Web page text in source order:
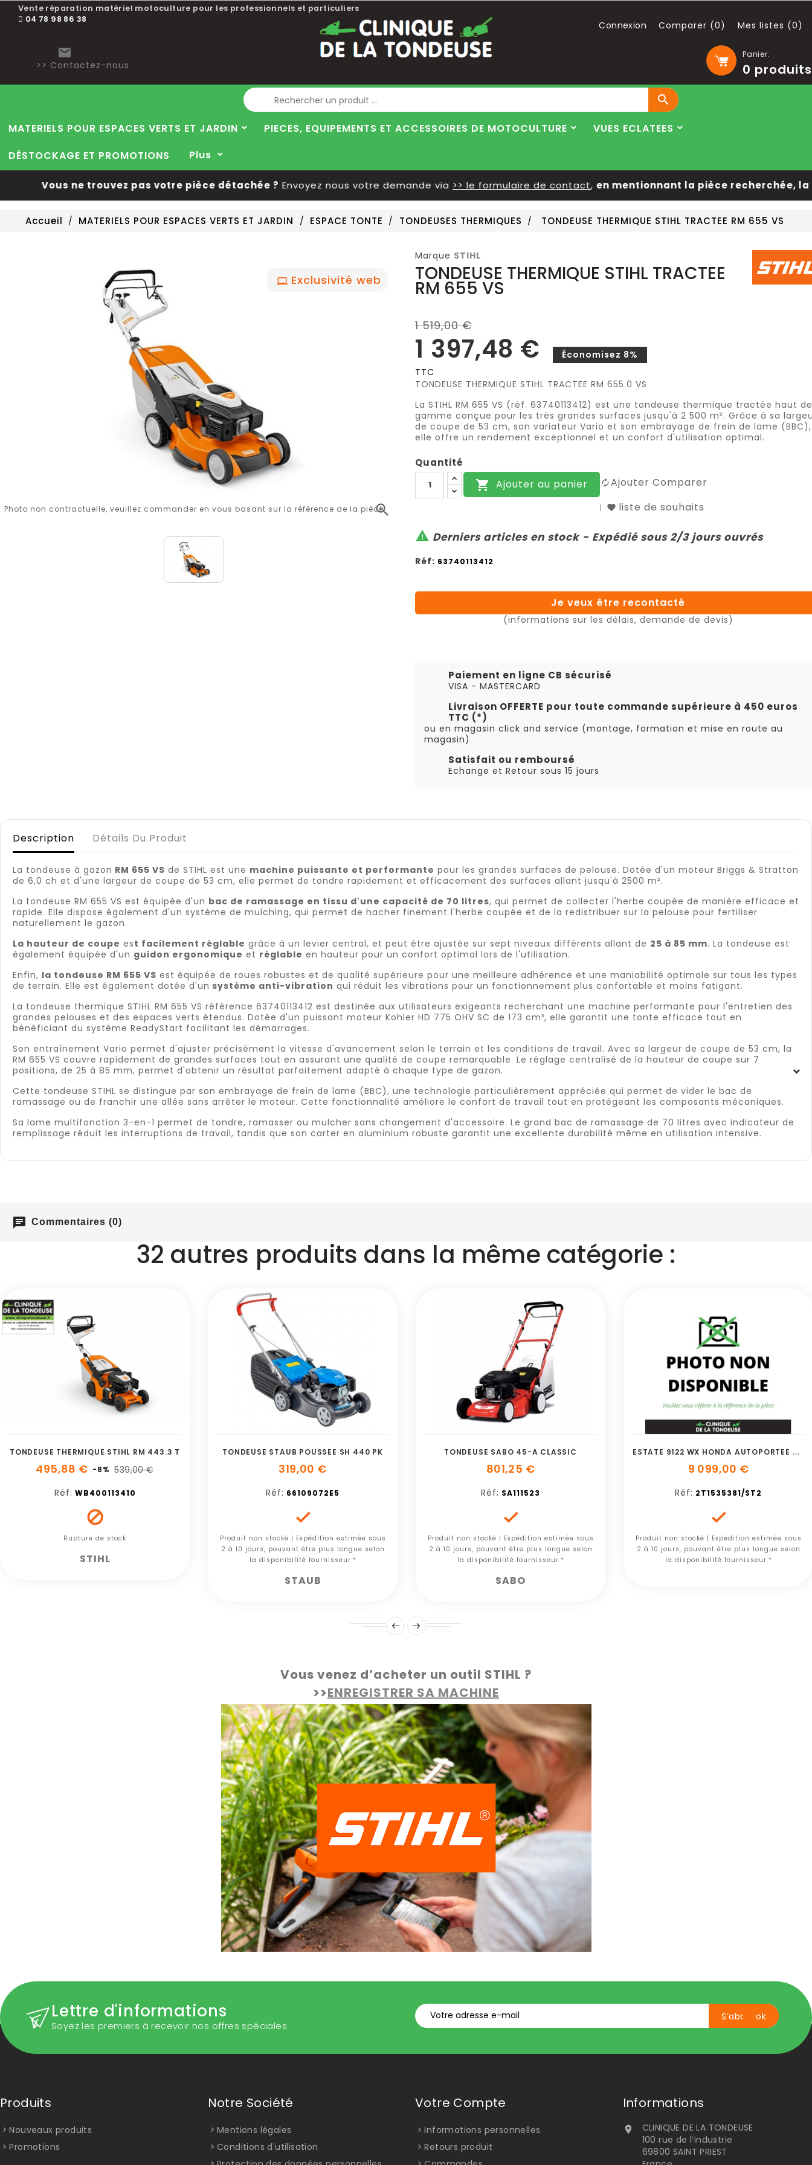
Vente réparation matériel motoculture pour les professionnels et particuliers
04 78 98 86 38
Panier:
0 produits

>> Contactez-nous
Connexion Comparer (0) Mes listes (0)
Blog

MATERIELS POUR ESPACES VERTS ET JARDIN PIECES, EQUIPEMENTS ET ACCESSOIRES DE MOTOCULTURE
VUES ECLATEES
DÉSTOCKAGE ET PROMOTIONS
Plus
Vous ne trouvez pas votre pièce détachée ?Envoyez nous votre demande via>> le formulaire de contact,en mentionnant la pièce recherchée, la
Accueil MATERIELS POUR ESPACES VERTS ET JARDIN ESPACE TONTE TONDEUSES THERMIQUES TONDEUSE THERMIQUE STIHL TRACTEE RM 655 VS
Exclusivité web

Photo non contractuelle, veuillez commander en vous basant sur la référence de la pièce
Marque STIHL
TONDEUSE THERMIQUE STIHL TRACTEE
RM 655 VS
1 519,00 €
1 397,48 €
Économisez 8%
TTC
TONDEUSE THERMIQUE STIHL TRACTEE RM 655.0 VS
La STIHL RM 655 VS (réf. 63740113412) est une tondeuse thermique tractée haut de
gamme conçue pour les très grandes surfaces jusqu'à 2 500 m². Grâce à sa
de coupe de 53 cm, son variateur Vario et son embrayage de frein de lame (BBC),
elle offre un rendement exceptionnel et un confort d'utilisation optimal.
Quantité
 Ajouter au panier
Ajouter Comparer
liste de souhaits
 Derniers articles en stock - Expédié sous 2/3 jours ouvrés
Réf: 63740113412
Je veux être recontacté
(informations sur les délais, demande de devis)
Paiement en ligne CB sécurisé
VISA - MASTERCARD
Livraison OFFERTE pour toute commande supérieure à 450 euros
TTC (*)
ou en magasin click and service (montage, formation et mise en route au
magasin)
Satisfait ou remboursé
Echange et Retour sous 15 jours
Description Détails Du Produit
La tondeuse à gazon RM 655 VS de STIHL est une machine puissante et performante pour les grandes surfaces de pelouse. Dotée d'un moteur Briggs & Stratton
de 6,0 ch et d'une largeur de coupe de 53 cm, elle permet de tondre rapidement et efficacement des surfaces allant jusqu'à 2500 m².
La tondeuse RM 655 VS est équipée d'un bac de ramassage en tissu d'une capacité de 70 litres, qui permet de collecter l'herbe coupée de manière efficace et
rapide. Elle dispose également d'un système de mulching, qui permet de hacher finement l'herbe coupée et de la redistribuer sur la pelouse pour fertiliser
naturellement le gazon.
La hauteur de coupe est facilement réglable grâce à un levier central, et peut être ajustée sur sept niveaux différents allant de 25 à 85 mm. La tondeuse est
également équipée d'un guidon ergonomique et réglable en hauteur pour un confort optimal lors de l'utilisation.
Enfin, la tondeuse RM 655 VS est équipée de roues robustes et de qualité supérieure pour une meilleure adhérence et une maniabilité optimale sur tous les types
de terrain. Elle est également dotée d'un système anti-vibration qui réduit les vibrations pour un fonctionnement plus confortable et moins fatigant.
La tondeuse thermique STIHL RM 655 VS référence 63740113412 est destinée aux utilisateurs exigeants recherchant une machine performante pour l'entretien des
grandes pelouses et des espaces verts étendus. Dotée d'un puissant moteur Kohler HD 775 OHV SC de 173 cm³, elle garantit une tonte efficace tout en
bénéficiant du système ReadyStart facilitant les démarrages.
Son entraînement Vario permet d'ajuster précisément la vitesse d'avancement selon le terrain et les conditions de travail. Avec sa largeur de coupe de 53 cm, la
RM 655 VS couvre rapidement de grandes surfaces tout en assurant une qualité de coupe remarquable. Le réglage centralisé de la hauteur de coupe sur 7
positions, de 25 à 85 mm, permet d'obtenir un résultat parfaitement adapté à chaque type de gazon.
Cette tondeuse STIHL se distingue par son embrayage de frein de lame (BBC), une technologie particulièrement appréciée qui permet de vider le bac de
ramassage ou de franchir une allée sans arrêter le moteur. Cette fonctionnalité améliore le confort de travail tout en protégeant les composants mécaniques.
Sa lame multifonction 3-en-1 permet de tondre, ramasser ou mulcher sans changement d'accessoire. Le grand bac de ramassage de 70 litres avec indicateur de
remplissage réduit les interruptions de travail, tandis que son carter en aluminium robuste garantit une excellente durabilité même en utilisation intensive.
chat Commentaires (0)
32 autres produits dans la même catégorie :
TONDEUSE THERMIQUE STIHL RM 443.3 T
495,88 € -8% 539,00 €
Réf: WB400113410

Rupture de stock
STIHL
TONDEUSE STAUB POUSSEE SH 440 PK
319,00 €
Réf: 66109072E5

Produit non stocké | Expédition estimée sous
2 à 10 jours, pouvant être plus longue selon
la disponibilité fournisseur.*
STAUB
TONDEUSE SABO 45-A CLASSIC
801,25 €
Réf: SA111523

Produit non stocké | Expédition estimée sous
2 à 10 jours, pouvant être plus longue selon
la disponibilité fournisseur.*
SABO
E
STATE 9122 WX HONDA AUTOPORTEE STIGA
9 099,00 €
Réf: 2T1535381/ST2

Produit non stocké | Expédition estimée sous
2 à 10 jours, pouvant être plus longue selon
la disponibilité fournisseur.*
Vous venez d’acheter un outil STIHL ?
>>ENREGISTRER SA MACHINE
Lettre d'informations
Soyez les premiers à recevoir nos offres spéciales
Produits
Nouveaux produits
Promotions
Notre Société
Mentions légales
Conditions d'utilisation
Votre Compte
Informations personnelles
Retours produit
Informations

CLINIQUE DE LA TONDEUSE
100 rue de l’industrie
69800 SAINT PRIEST